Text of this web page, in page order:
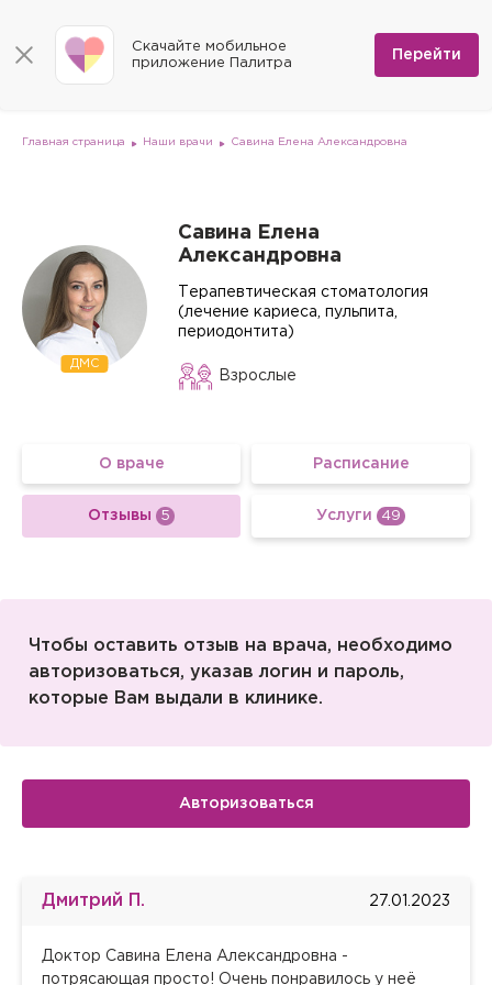
Вакансии
Документы
Сертификаты
Способы оплаты
Страховые организации
Заказать документы для налоговой
Скачать мобильное приложение
Анкета оценки качества услуг
Мы на карте
Главная страница Наши врачи Савина Елена Александровна
ДМС
Савина Елена
Александровна
Терапевтическая стоматология
(лечение кариеса, пульпита,
периодонтита)
Взрослые
О враче Расписание
Отзывы 5 Услуги 49
Чтобы оставить отзыв на врача, необходимо
авторизоваться, указав логин и пароль,
которые Вам выдали в клинике.
Авторизоваться
Дмитрий П. 27.01.2023
Доктор Савина Елена Александровна -
потрясающая просто! Очень понравилось у неё
Скачайте мобильное
приложение Палитра
Перейти